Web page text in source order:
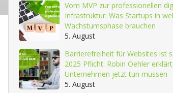
Vom MVP zur professionellen
Infrastruktur: Was Startups in
Wachstumsphase brauchen
5. August
Barrierefreiheit für Websites ist
2025 Pflicht: Robin Oehler
Unternehmen jetzt tun müssen
5. August